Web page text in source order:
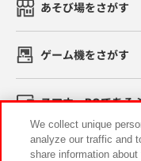
あそび場をさがす
ゲーム機をさがす
スマホ・PCであそ
イベント・キャンペ
We collect unique
analyze our traffic and
share information